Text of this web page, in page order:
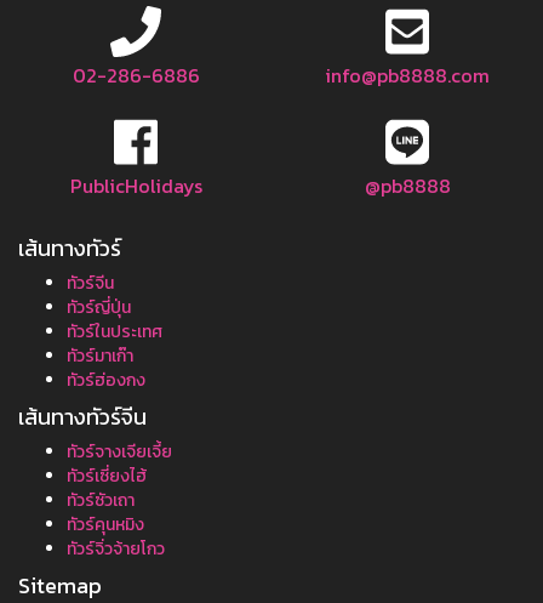
02-286-6886 info@pb8888.com
PublicHolidays @pb8888
เส้นทางทัวร์
ทัวร์จีน
ทัวร์ญี่ปุ่น
ทัวร์ในประเทศ
ทัวร์มาเก๊า
ทัวร์ฮ่องกง
เส้นทางทัวร์จีน
ทัวร์จางเจียเจี้ย
ทัวร์เซี่ยงไฮ้
ทัวร์ซัวเถา
ทัวร์คุนหมิง
ทัวร์จิ่วจ้ายโกว
Sitemap